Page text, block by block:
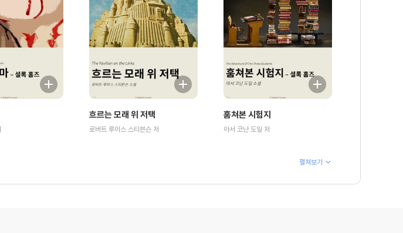
흐르는 모래 위 저택
로버트 루이스 스티븐슨 저
훔쳐본 시험지
아서 코난 도일 저
펼쳐보기